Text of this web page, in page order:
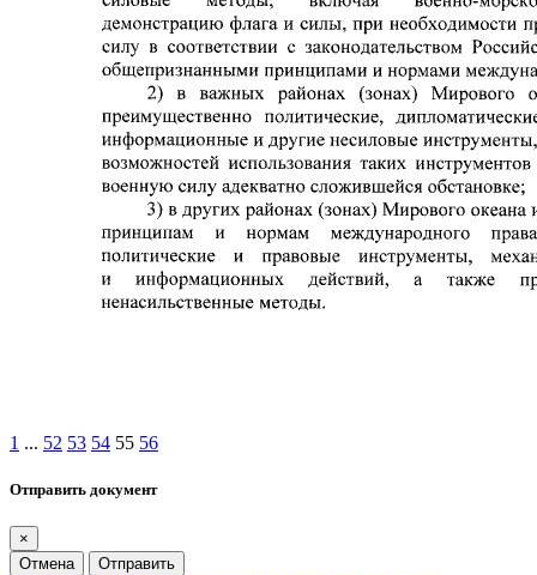
1 ... 52 53 54 55 56
Отправить документ
×
Отмена
Отправить